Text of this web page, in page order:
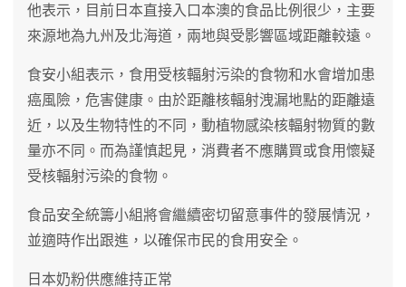
他表示，目前日本直接入口本澳的食品比例很少，主要
來源地為九州及北海道，兩地與受影響區域距離較遠。
食安小組表示，食用受核輻射污染的食物和水會增加患
癌風險，危害健康。由於距離核輻射洩漏地點的距離遠
近，以及生物特性的不同，動植物感染核輻射物質的數
量亦不同。而為謹慎起見，消費者不應購買或食用懷疑
受核輻射污染的食物。
食品安全統籌小組將會繼續密切留意事件的發展情況，
並適時作出跟進，以確保市民的食用安全。
日本奶粉供應維持正常